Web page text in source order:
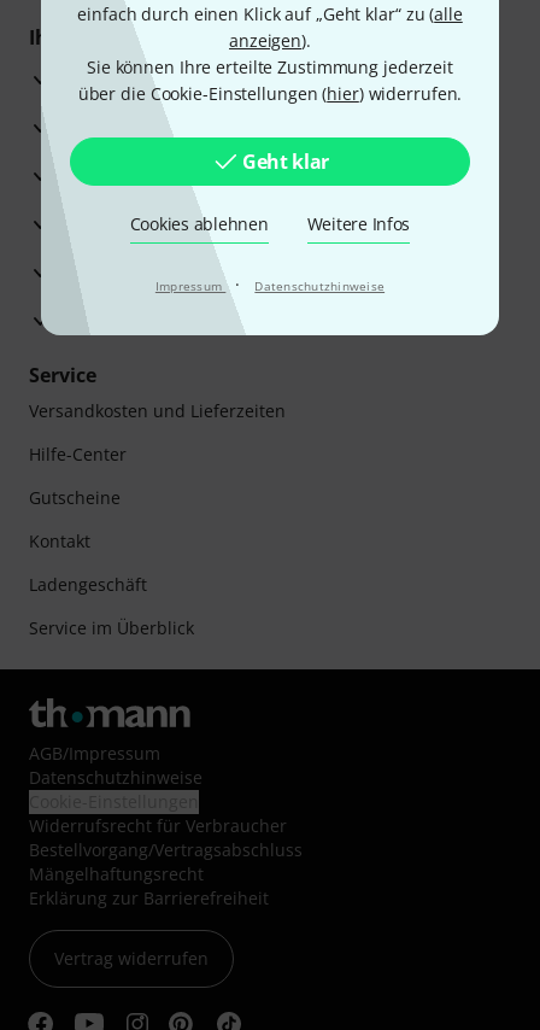
einfach durch einen Klick auf „Geht klar“ zu (alle
anzeigen).
Sie können Ihre erteilte Zustimmung jederzeit
über die Cookie-Einstellungen (hier) widerrufen.
Geht klar
Cookies ablehnen Weitere Infos
Impressum · Datenschutzhinweise
Ihre Vorteile
3 Jahre Thomann Garantie
30 Tage Money-Back-Garantie
Reparaturservice
Beratung durch Fachexperten
Zufriedenheitsgarantie
Europas größtes Versandlager
Service
Versandkosten und Lieferzeiten
Hilfe-Center
Gutscheine
Kontakt
Ladengeschäft
Service im Überblick
AGB/Impressum
Datenschutzhinweise
Widerrufsrecht für Verbraucher
Bestellvorgang/Vertragsabschluss
Mängelhaftungsrecht
Erklärung zur Barrierefreiheit
Vertrag widerrufen